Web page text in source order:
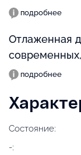
подробнее
Отлаженная
подробнее
Состояние:
-: